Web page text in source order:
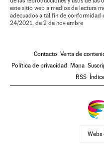
este sitio web a medios de lectura
adecuados a tal fin de conformidad
24/2021, de 2 de noviembre
Contacto Venta de
Política de privacidad
Mapa
RSS
Webs